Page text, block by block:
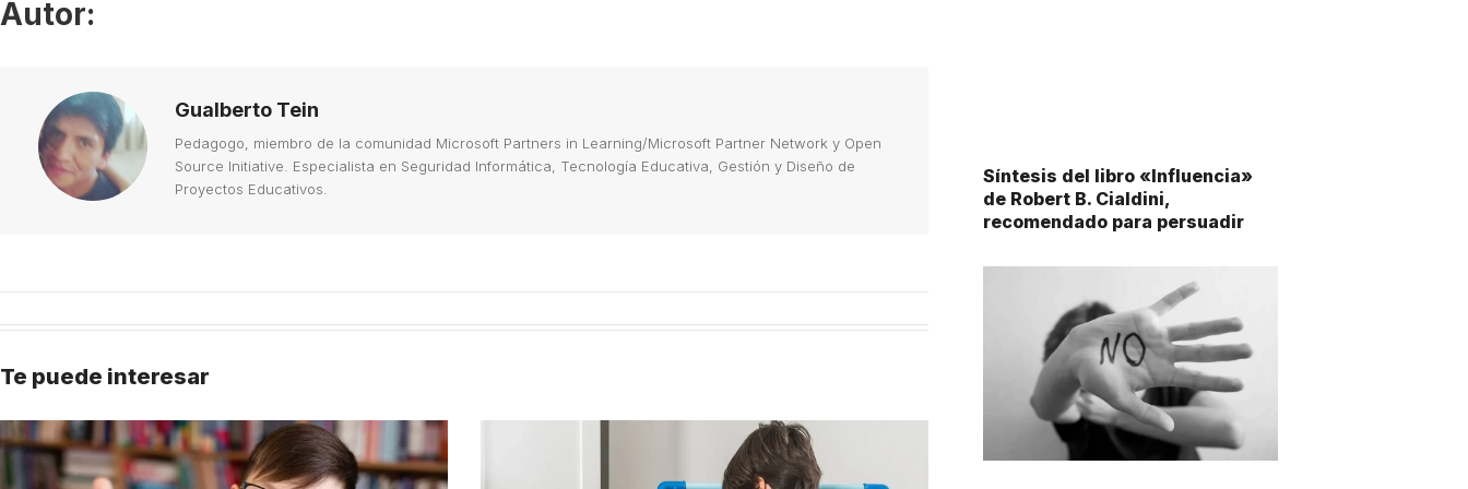
Autor:
Gualberto Tein
Pedagogo, miembro de la comunidad Microsoft Partners in Learning/Microsoft Partner Network y Open
Source Initiative. Especialista en Seguridad Informática, Tecnología Educativa, Gestión y Diseño de
Proyectos Educativos.
Te puede interesar
Síntesis del libro «Influencia»
de Robert B. Cialdini,
recomendado para persuadir